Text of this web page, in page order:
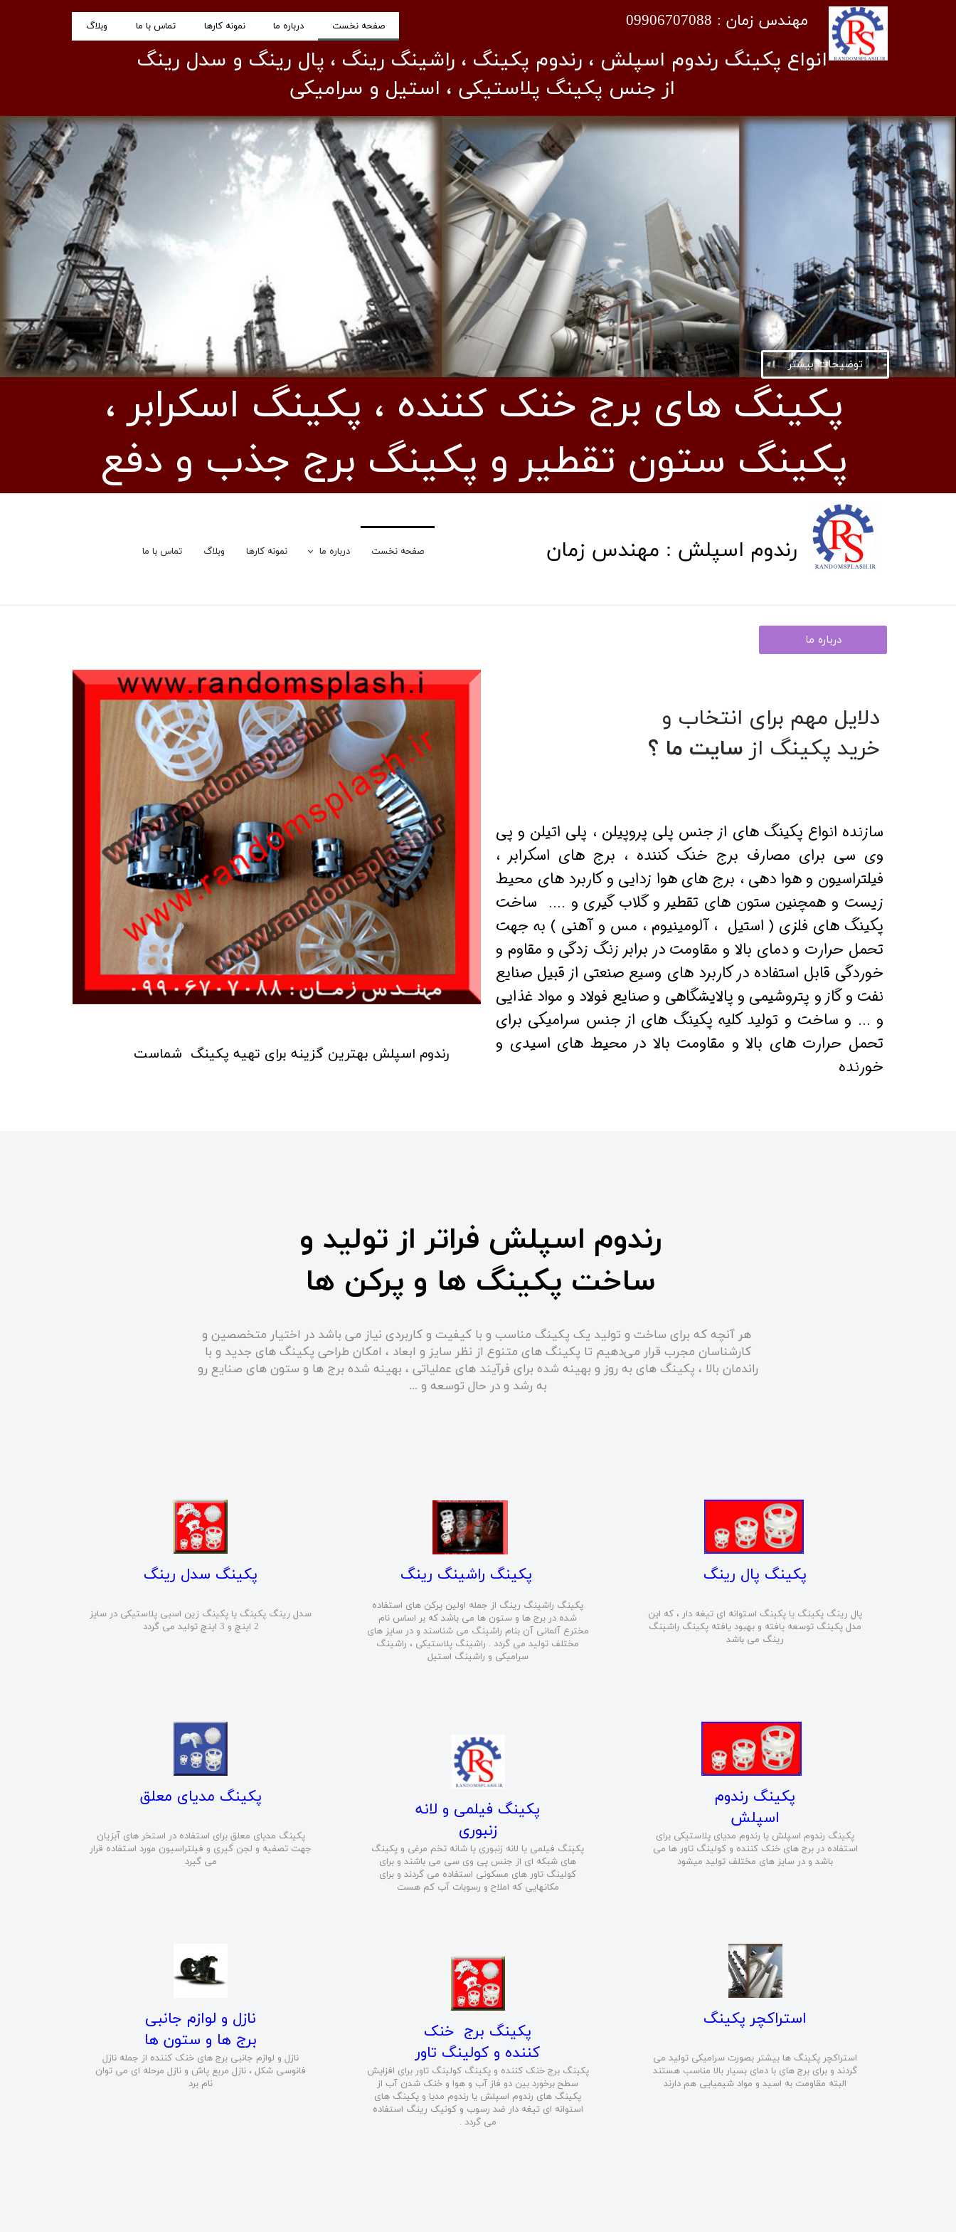
​مهندس زمان : 09906707088
پکینگ های برج خنک کننده ، پکینگ اسکرابر ،
پکینگ ستون تقطیر و پکینگ برج جذب و دفع
انواع پکینگ رندوم اسپلش ، رندوم پکینگ ، راشینگ رینگ ، پال رینگ و سدل رینگ
از جنس پکینگ پلاستیکی ، استیل و سرامیکی
توضیحات بیشتر
صفحه نخست درباره ما نمونه کار‌ها تماس با ما وبلاگ
​رندوم اسپلش : مهندس زمان صفحه نخست درباره ما
موفقیت‌های شرکت
نمونه کار‌ها وبلاگ تماس با ما
دلایل مهم برای انتخاب و
خرید پکینگ از سایت ما ؟
رندوم اسپلش بهترین گزینه برای تهیه پکینگ شماست
​سازنده انواع پکینگ های از جنس پلی پروپیلن ، پلی اتیلن و پی
وی سی برای مصارف برج خنک کننده ، برج های اسکرابر ،
فیلتراسیون و هوا دهی ، برج های هوا زدایی و کاربرد های محیط
زیست و همچنین ستون های تقطیر و گلاب گیری و .... ساخت
پکینگ های فلزی ( استیل ، آلومینیوم ، مس و آهنی ) به جهت
تحمل حرارت و دمای بالا و مقاومت در برابر زنگ زدگی و مقاوم و
خوردگی قابل استفاده در کاربرد های وسیع صنعتی از قبیل صنایع
نفت و گاز و پتروشیمی و پالایشگاهی و صنایع فولاد و مواد غذایی
و ... و ساخت و تولید کلیه پکینگ های از جنس سرامیکی برای
تحمل حرارت های بالا و مقاومت بالا در محیط های اسیدی و
خورنده
درباره ما
رندوم اسپلش فراتر از تولید و
ساخت پکینگ ها و پرکن ها
هر آنچه که برای ساخت و تولید یک پکینگ مناسب و با کیفیت و کاربردی نیاز می باشد در اختیار متخصصین و
کارشناسان مجرب قرار می‌دهیم تا پکینگ های متنوع از نظر سایز و ابعاد ، امکان طراحی پکینگ های جدید و با
راندمان بالا ، پکینگ های به روز و بهینه شده برای فرآیند های عملیاتی ، بهینه شده برج ها و ستون های صنایع رو
به رشد و در حال توسعه و ...
​پکینگ پال رینگ
پال رینگ پکینگ یا پکینگ استوانه ای تیغه دار ، که این
مدل پکینگ توسعه یافته و بهبود یافته پکینگ راشینگ
رینگ می باشد
پکینگ راشینگ رینگ
پکینگ راشینگ رینگ از جمله اولین پرکن های استفاده
شده در برج ها و ستون ها می باشد که بر اساس نام
مخترع آلمانی آن بنام راشینگ می شناسند و در سایز های
مختلف تولید می گردد . راشینگ پلاستیکی ، راشینگ
سرامیکی و راشینگ استیل
پکینگ سدل رینگ
سدل رینگ پکینگ یا پکینگ زین اسبی پلاستیکی در سایز
2 اینچ و 3 اینچ تولید می گردد
​پکینگ رندوم
اسپلش
پکینگ رندوم اسپلش یا رندوم مدیای پلاستیکی برای
استفاده در برج های خنک کننده و کولینگ تاور ها می
باشد و در سایز های مختلف تولید میشود
​پکینگ فیلمی و لانه
زنبوری
پکینگ فیلمی یا لانه زنبوری یا شانه تخم مرغی و پکینگ
های شبکه ای از جنس پی وی سی می باشند و برای
کولینگ تاور های مسکونی استفاده می گردند و برای
مکانهایی که املاح و رسوبات آب کم هست
پکینگ مدیای معلق
پکینگ مدیای معلق برای استفاده در استخر های آبزیان
جهت تصفیه و لجن گیری و فیلتراسیون مورد استفاده قرار
می گیرد
​استراکچر پکینگ
استراکچر پکینگ ها بیشتر بصورت سرامیکی تولید می
گردند و برای برج های با دمای بسیار بالا مناسب هستند
البته مقاومت به اسید و مواد شیمیایی هم دارند
پکینگ برج خنک
کننده و کولینگ تاور
پکینگ برج خنک کننده و پکینگ کولینگ تاور برای افزایش
سطح برخورد بین دو فاز آب و هوا و خنک شدن آب از
پکینگ های رندوم اسپلش یا رندوم مدیا و پکینگ های
استوانه ای تیغه دار ضد رسوب و کونیک رینگ استفاده
می گردد .
​نازل و لوازم جانبی
برج ها و ستون ها
نازل و لوازم جانبی برج های خنک کننده از جمله نازل
فانوسی شکل ، نازل مربع پاش و نازل مرحله ای می توان
نام برد